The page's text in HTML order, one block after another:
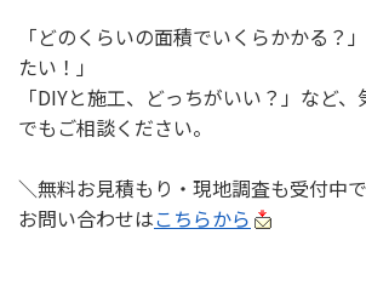
「どのくらいの面積でいくらかかる？
たい！」
「DIYと施工、どっちがいい？」など
でもご相談ください。
＼無料お見積もり・現地調査も受付中
お問い合わせはこちらから